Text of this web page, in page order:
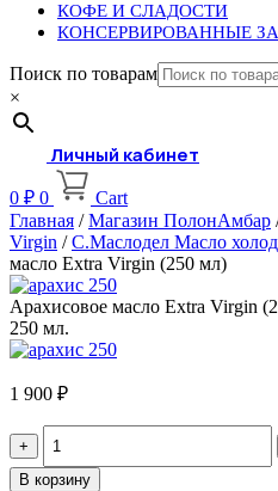
КОФЕ И СЛАДОСТИ
КОНСЕРВИРОВАННЫЕ
Поиск по товарам
×
Личный кабинет
0 ₽ 0
Cart
Главная /Магазин ПолонАмбар
Virgin /С.Маслодел Масло
масло Extra Virgin (250 мл)
Арахисовое масло Extra Virgin
250 мл.
1 900 ₽
Quantity
В корзину